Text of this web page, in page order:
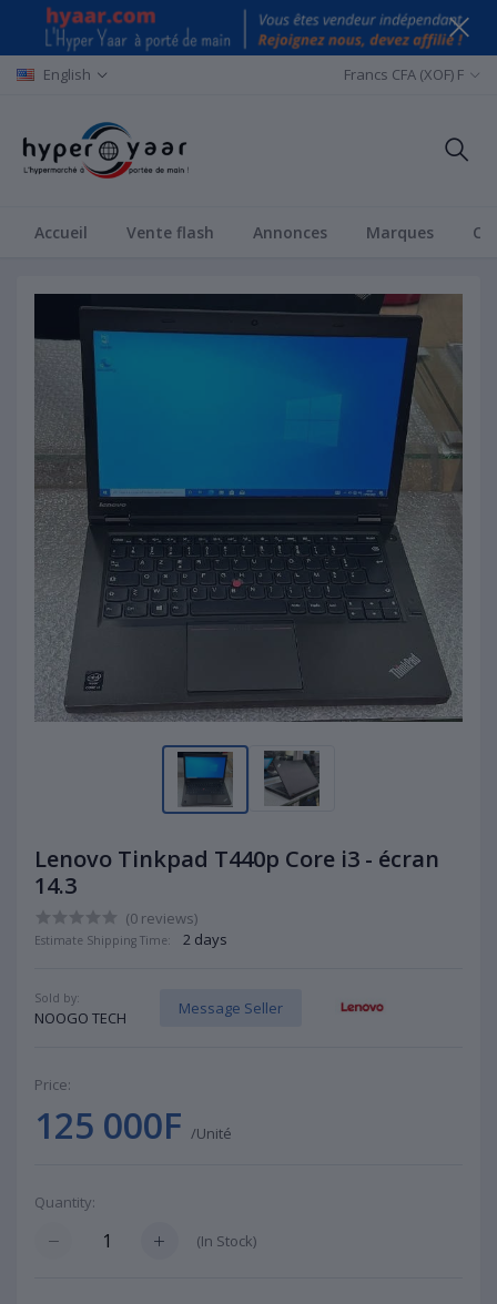
English Francs CFA (XOF) F
Accueil Vente flash Annonces Marques
Lenovo Tinkpad T440p Core i3 - écran
14.3
(0 reviews)
Estimate Shipping Time: 2 days
Sold by:
NOOGO TECH
Message Seller
Price:
125 000F /Unité
Quantity:
(In Stock)